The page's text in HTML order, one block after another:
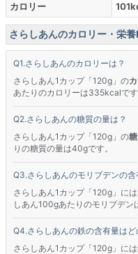
カロリー
さらしあんのカロリー・栄養
さらしあんのカロリーは？
さらしあん1カップ「120g」の
あたりのカロリーは335kcalです
さらしあんの糖質の量は？
さらしあん1カップ「120g」の
りの糖質の量は40gです。
さらしあんのモリブデンの
さらしあん1カップ「120g」に
しあん100gあたりのモリブデン
さらしあんの鉄の含有量はど
さらしあん1カップ「120g」に